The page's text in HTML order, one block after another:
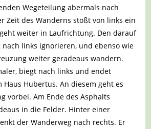
Wegeteilung abermals nach
Zeit des Wanderns stößt von links ein
weiter in Laufrichtung. Den darauf
nach links ignorieren, und ebenso wie
weiter geradeaus wandern.
biegt nach links und endet
Hubertus. An diesem geht es
vorbei. Am Ende des Asphalts
in die Felder. Hinter einer
der Wanderweg nach rechts. Er